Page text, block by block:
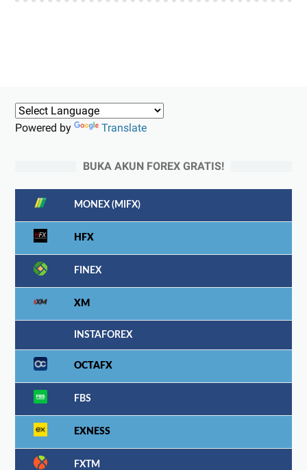
Powered by Translate
BUKA AKUN FOREX GRATIS!
MONEX (MIFX)
HFX
FINEX
XM
INSTAFOREX
OCTAFX
FBS
EXNESS
FXTM